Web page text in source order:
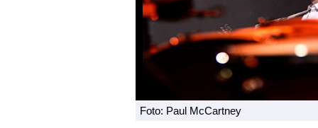
Foto: Paul McCartney